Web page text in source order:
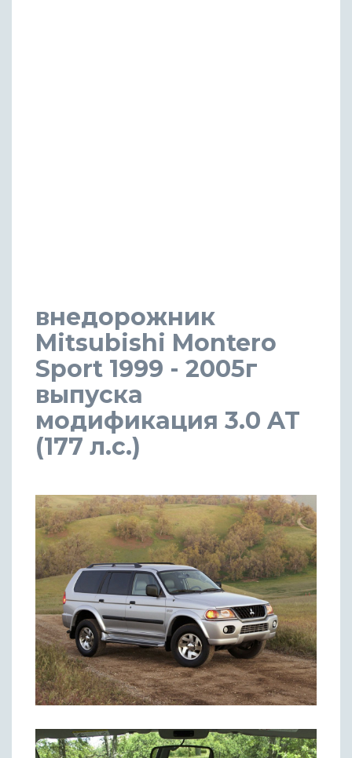
внедорожник
Mitsubishi Montero
Sport 1999 - 2005г
выпуска
модификация 3.0 AT
(177 л.с.)